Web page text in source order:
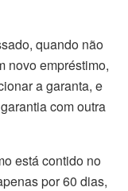
quando não
novo empréstimo,
a garanta, e
com outra
está contido no
por 60 dias,